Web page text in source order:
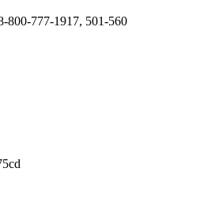
800-777-1917, 501-560